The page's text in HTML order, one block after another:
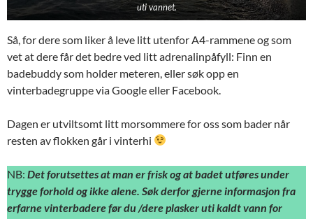
uti vannet.
Så, for dere som liker å leve litt utenfor A4-rammene og som
vet at dere får det bedre ved litt adrenalinpåfyll: Finn en
badebuddy som holder meteren, eller søk opp en
vinterbadegruppe via Google eller Facebook.
Dagen er utviltsomt litt morsommere for oss som bader når
resten av flokken går i vinterhi
NB: Det forutsettes at man er frisk og at badet utføres under
trygge forhold og ikke alene. Søk derfor gjerne informasjon fra
erfarne vinterbadere før du /dere plasker uti kaldt vann for